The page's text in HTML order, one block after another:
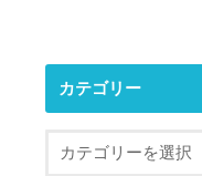
カテゴリー